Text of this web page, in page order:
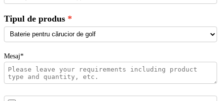
Tipul de produs
Mesaj*